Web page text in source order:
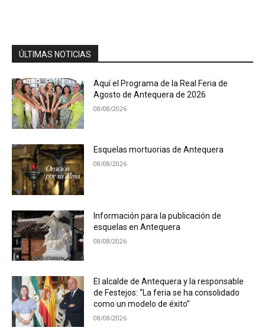
ÚLTIMAS NOTICIAS
Aquí el Programa de la Real Feria de
Agosto de Antequera de 2026
08/08/2026
Esquelas mortuorias de Antequera
08/08/2026
Información para la publicación de
esquelas en Antequera
08/08/2026
El alcalde de Antequera y la responsable
de Festejos: “La feria se ha consolidado
como un modelo de éxito”
08/08/2026